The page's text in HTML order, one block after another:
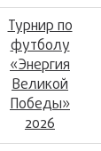
Турнир по
футболу
«Энергия
Великой
Победы»
2026